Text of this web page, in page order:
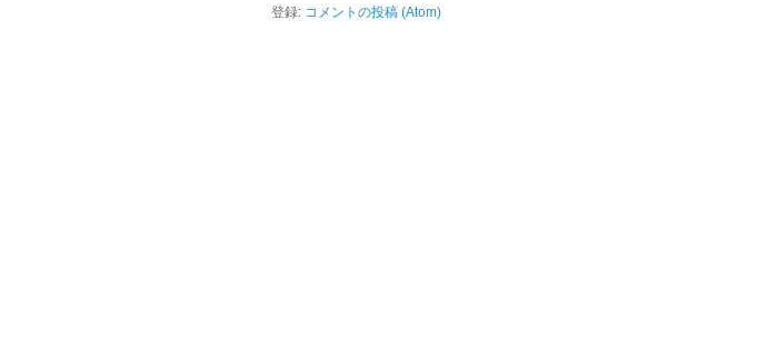
登録: コメントの投稿 (Atom)